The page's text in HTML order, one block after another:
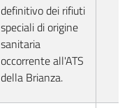
definitivo dei rifiuti
speciali di origine
sanitaria
occorrente all'ATS
della Brianza.